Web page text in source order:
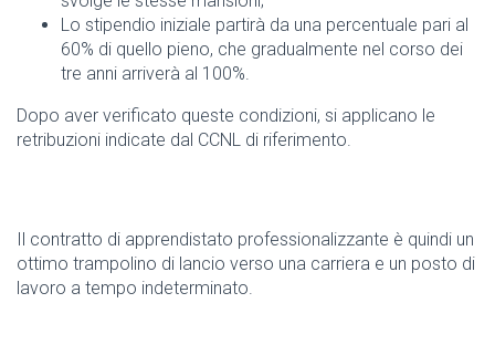
Lo stipendio iniziale partirà da una percentuale pari al
60% di quello pieno, che gradualmente nel corso dei
tre anni arriverà al 100%.
Dopo aver verificato queste condizioni, si applicano le
retribuzioni indicate dal CCNL di riferimento.
Il contratto di apprendistato professionalizzante è quindi un
ottimo trampolino di lancio verso una carriera e un posto di
lavoro a tempo indeterminato.